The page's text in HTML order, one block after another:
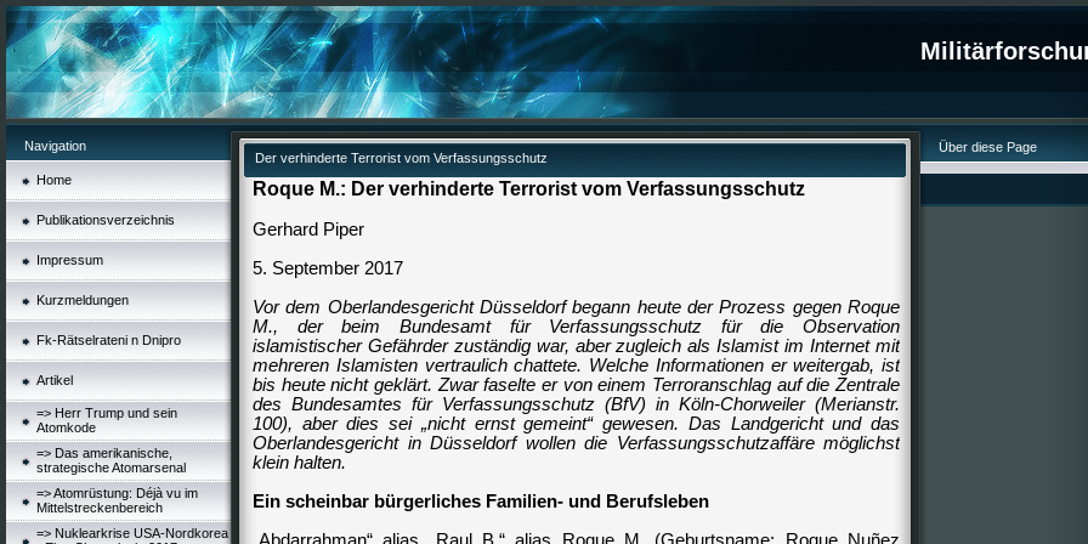
Navigation
Home
Publikationsverzeichnis
Impressum
Kurzmeldungen
Fk-Rätselrateni n Dnipro
Artikel
=> Herr Trump und sein
Atomkode
=> Das amerikanische,
strategische Atomarsenal
=> Atomrüstung: Déjà vu im
Mittelstreckenbereich
=> Nuklearkrise USA-Nordkorea
Der verhinderte Terrorist vom Verfassungsschutz
Roque M.: Der verhinderte Terrorist vom Verfassungsschutz
Gerhard Piper
5. September 2017
Vor dem Oberlandesgericht Düsseldorf begann heute der Prozess gegen Roque
M., der beim Bundesamt für Verfassungsschutz für die Observation
islamistischer Gefährder zuständig war, aber zugleich als Islamist im Internet mit
mehreren Islamisten vertraulich chattete. Welche Informationen er weitergab, ist
bis heute nicht geklärt. Zwar faselte er von einem Terroranschlag auf die Zentrale
des Bundesamtes für Verfassungsschutz (BfV) in Köln-Chorweiler (Merianstr.
100), aber dies sei „nicht ernst gemeint“ gewesen. Das Landgericht und das
Oberlandesgericht in Düsseldorf wollen die Verfassungsschutzaffäre möglichst
klein halten.
Ein scheinbar bürgerliches Familien- und Berufsleben
Über diese Page